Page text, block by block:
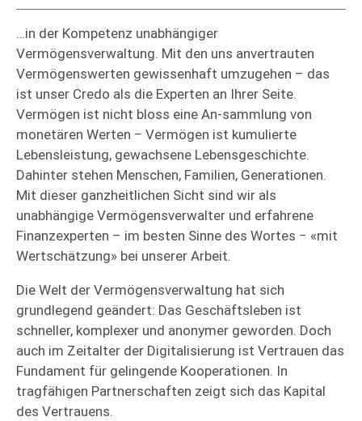
…in der Kompetenz unabhängiger
Vermögensverwaltung. Mit den uns anvertrauten
Vermögenswerten gewissenhaft umzugehen – das
ist unser Credo als die Experten an Ihrer Seite.
Vermögen ist nicht bloss eine An-sammlung von
monetären Werten − Vermögen ist kumulierte
Lebensleistung, gewachsene Lebensgeschichte.
Dahinter stehen Menschen, Familien, Generationen.
Mit dieser ganzheitlichen Sicht sind wir als
unabhängige Vermögensverwalter und erfahrene
Finanzexperten – im besten Sinne des Wortes − «mit
Wertschätzung» bei unserer Arbeit.
Die Welt der Vermögensverwaltung hat sich
grundlegend geändert: Das Geschäftsleben ist
schneller, komplexer und anonymer geworden. Doch
auch im Zeitalter der Digitalisierung ist Vertrauen das
Fundament für gelingende Kooperationen. In
tragfähigen Partnerschaften zeigt sich das Kapital
des Vertrauens.